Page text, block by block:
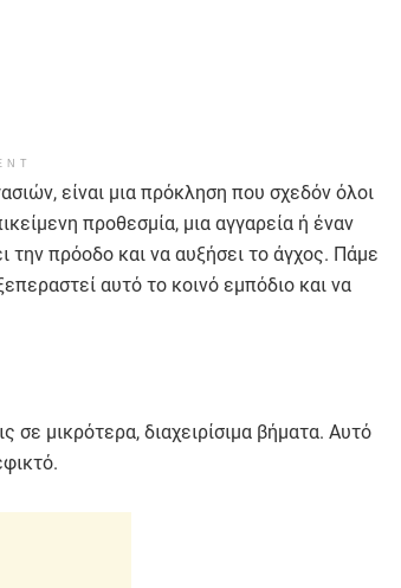
είναι μια πρόκληση που σχεδόν όλοι
προθεσμία, μια αγγαρεία ή έναν
την πρόοδο και να αυξήσει το άγχος. Πάμε
αυτό το κοινό εμπόδιο και να
σε μικρότερα, διαχειρίσιμα βήματα. Αυτό